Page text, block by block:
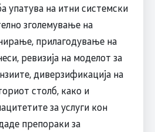
упатува на итни системски
зголемување на
прилагодување на
ревизија на моделот за
диверзификација на
столб, како и
за услуги кон
препораки за